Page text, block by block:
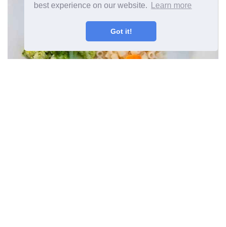
best experience on our website.
Learn more
Got it!